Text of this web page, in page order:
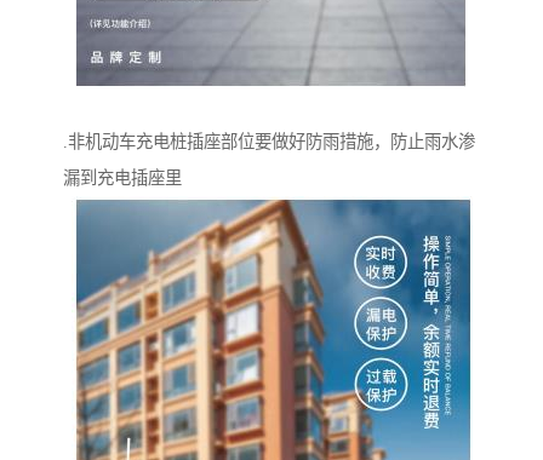
.非机动车充电桩插座部位要做好防雨措施，防止雨水渗
漏到充电插座里